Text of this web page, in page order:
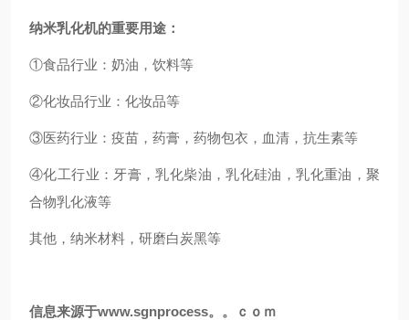
纳米乳化机的重要用途：
①食品行业：奶油，饮料等
②化妆品行业：化妆品等
③医药行业：疫苗，药膏，药物包衣，血清，抗生素等
④化工行业：牙膏，乳化柴油，乳化硅油，乳化重油，聚
合物乳化液等
其他，纳米材料，研磨白炭黑等
信息来源于www.sgnprocess。。ｃｏｍ